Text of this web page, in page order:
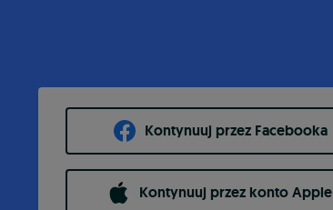
Kontynuuj przez Facebooka
Kontynuuj przez konto Apple